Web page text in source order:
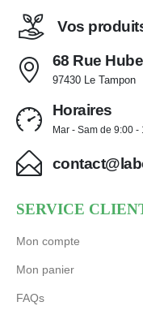
Vos
68 Rue
97430 Le Tampon
Horaires
Mar - Sam de 9:00
SERVICE
Mon compte
Mon panier
FAQs